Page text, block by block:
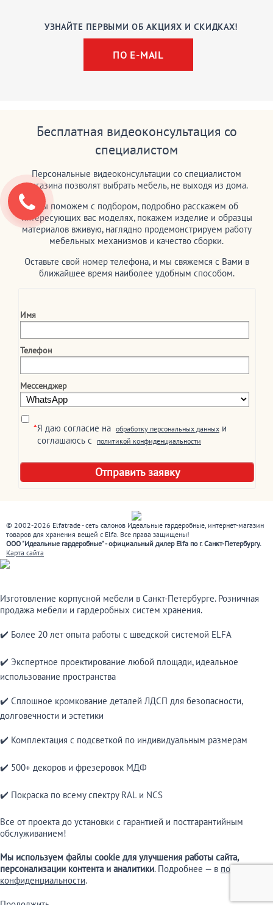
УЗНАЙТЕ ПЕРВЫМИ ОБ АКЦИЯХ И СКИДКАХ!
ПО E-MAIL
Бесплатная видеоконсультация со
специалистом
Персональные видеоконсультации со специалистом
магазина позволят выбрать мебель, не выходя из дома.
Мы поможем с подбором, подробно расскажем об
интересующих вас моделях, покажем изделие и образцы
материалов вживую, наглядно продемонстрируем работу
мебельных механизмов и качество сборки.
Оставьте свой номер телефона, и мы свяжемся с Вами в
ближайшее время наиболее удобным способом.
Имя
Телефон
Мессенджер
*Я даю согласие на обработку персональных данных и
соглашаюсь c
политикой конфиденциальности
© 2002-2026 Elfatrade - сеть салонов Идеальные гардеробные, интернет-магазин
товаров для хранения вещей с Elfa. Все права защищены!
ООО "Идеальные гардеробные" - официальный дилер Elfa по г. Санкт-Петербургу.
Карта сайта
Изготовление корпусной мебели в Санкт-Петербурге. Розничная
продажа мебели и гардеробных систем хранения.
✔️ Более 20 лет опыта работы с шведской системой ELFA
✔️ Экспертное проектирование любой площади, идеальное
использование пространства
✔️ Сплошное кромкование деталей ЛДСП для безопасности,
долговечности и эстетики
✔️ Комплектация с подсветкой по индивидуальным размерам
✔️ 500+ декоров и фрезеровок МДФ
✔️ Покраска по всему спектру RAL и NCS
Все от проекта до установки с гарантией и постгарантийным
обслуживанием!
Мы используем файлы cookie для улучшения работы сайта,
персонализации контента и аналитики. Подробнее — в политике
конфиденциальности.